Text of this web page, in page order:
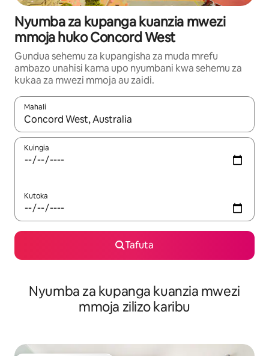
Nyumba za kupanga kuanzia mwezi
mmoja huko Concord West
Gundua sehemu za kupangisha za muda mrefu
ambazo unahisi kama upo nyumbani kwa sehemu za
kukaa za mwezi mmoja au zaidi.
Mahali
Wakati matokeo yanapatikana, vinjari kwa kutumia vitufe vya
Kuingia
Kutoka
Tafuta
Nyumba za kupanga kuanzia mwezi
mmoja zilizo karibu